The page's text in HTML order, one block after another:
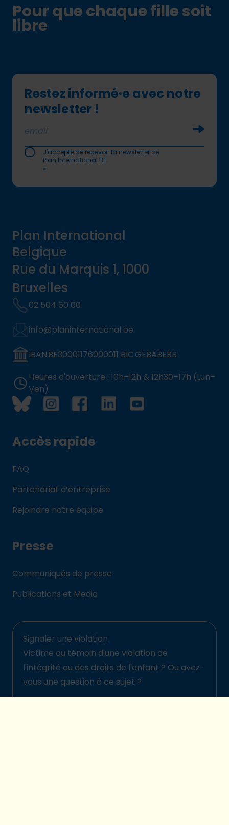
Pour que chaque fille soit
libre
Restez informé·e avec notre
newsletter !
J'accepte de recevoir la newsletter de
Plan International BE.
*
Plan International
Belgique
Rue du Marquis 1, 1000
Bruxelles
02 504 60 00
info@planinternational.be
IBAN BE30001176000011 BIC GEBABEBB
Heures d'ouverture : 10h–12h & 12h30–17h (Lun–
Ven)
Accès rapide
FAQ
Partenariat d’entreprise
Rejoindre notre équipe
Presse
Communiqués de presse
Publications et Media
Signaler une violation
Victime ou témoin d'une violation de
l'intégrité ou des droits de l'enfant ? Ou avez-
vous une question à ce sujet ?